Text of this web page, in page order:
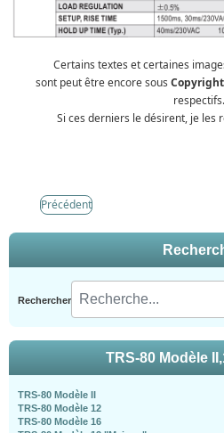
Certains textes et certaines
sont peut être encore sous Copyright
respectifs.
Si ces derniers le désirent, je
Précédent
Rechercher
TRS-80 Modèle
TRS-80 Modèle II
TRS-80 Modèle 12
TRS-80 Modèle 16